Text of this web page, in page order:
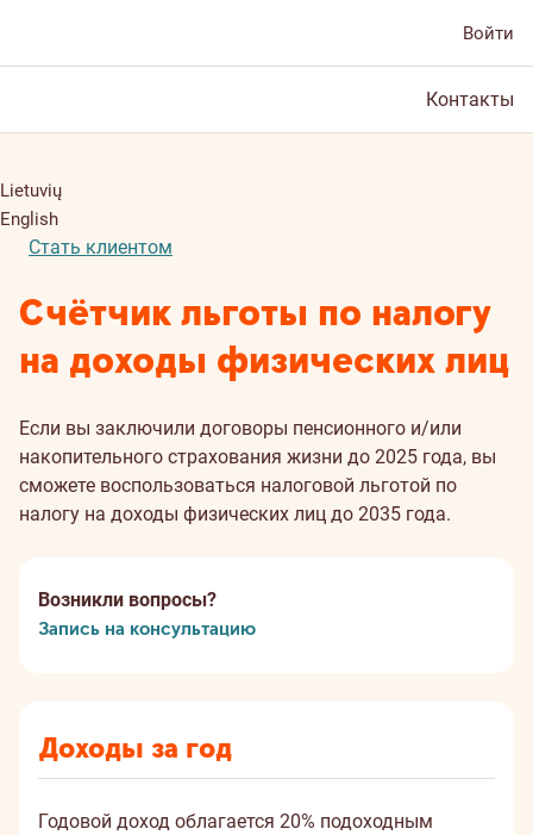
Войти
Контакты
Lietuvių
English
Стать клиентом
Счётчик льготы по налогу
на доходы физических лиц
Если вы заключили договоры пенсионного и/или
накопительного страхования жизни до 2025 года, вы
сможете воспользоваться налоговой льготой по
налогу на доходы физических лиц до 2035 года.
Возникли вопросы?
Запись на консультацию
Доходы за год
Годовой доход облагается 20% подоходным